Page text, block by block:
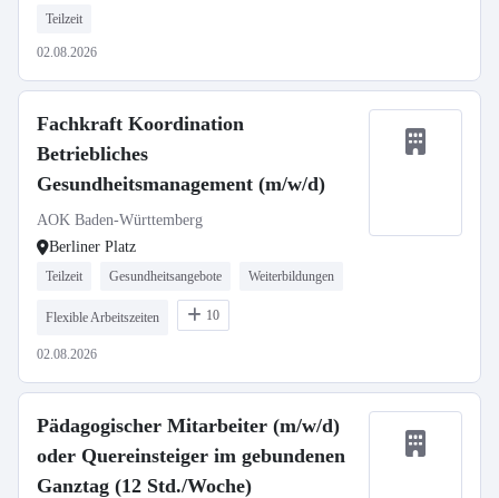
Teilzeit
02.08.2026
Fachkraft Koordination
Betriebliches
Gesundheitsmanagement (m/w/d)
AOK Baden-Württemberg
Berliner Platz
Teilzeit Gesundheitsangebote Weiterbildungen
Flexible Arbeitszeiten 10
02.08.2026
Pädagogischer Mitarbeiter (m/w/d)
oder Quereinsteiger im gebundenen
Ganztag (12 Std./Woche)